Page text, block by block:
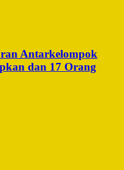
Antarkelompok
dan 17 Orang